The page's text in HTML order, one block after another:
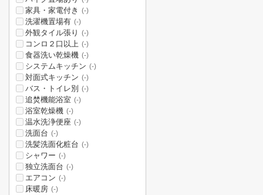
家具・家電付き (-)
洗濯機置場有 (-)
外観タイル張り (-)
コンロ２口以上 (-)
食器洗い乾燥機 (-)
システムキッチン (-)
対面式キッチン (-)
バス・トイレ別 (-)
追焚機能浴室 (-)
浴室乾燥機 (-)
温水洗浄便座 (-)
洗面台 (-)
洗髪洗面化粧台 (-)
シャワー (-)
独立洗面台 (-)
エアコン (-)
床暖房 (-)